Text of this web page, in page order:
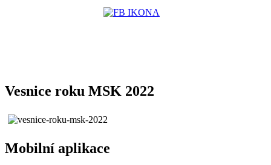
Vesnice roku MSK 2022
Mobilní aplikace